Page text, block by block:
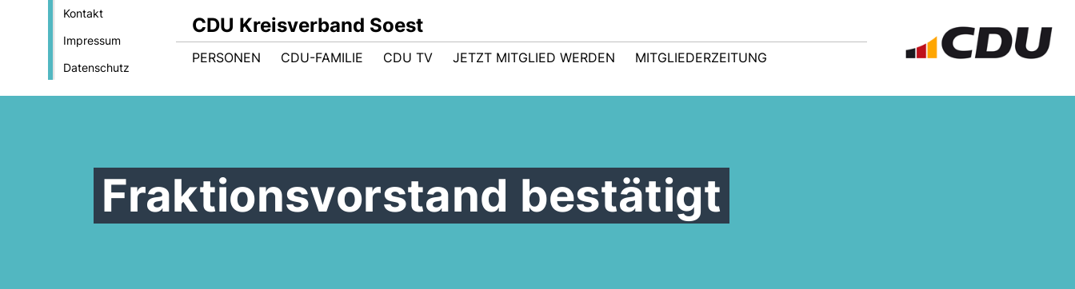
Kontakt
Impressum
Datenschutz
CDU Kreisverband Soest
PERSONEN CDU-FAMILIE CDU TV JETZT MITGLIED WERDEN MITGLIEDERZEITUNG
Fraktionsvorstand bestätigt